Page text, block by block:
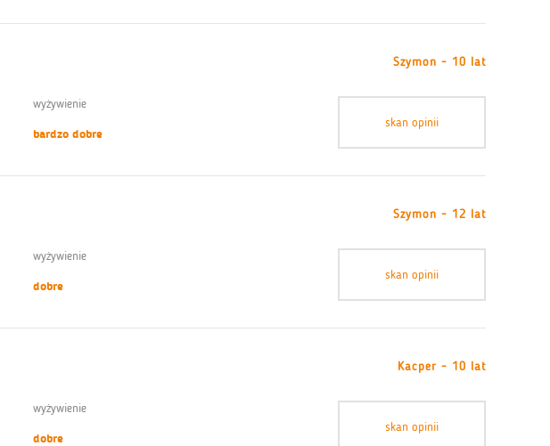
Szymon - 10 lat
wyżywienie
bardzo dobre
skan opinii
Szymon - 12 lat
wyżywienie
dobre
skan opinii
Kacper - 10 lat
wyżywienie
dobre
skan opinii